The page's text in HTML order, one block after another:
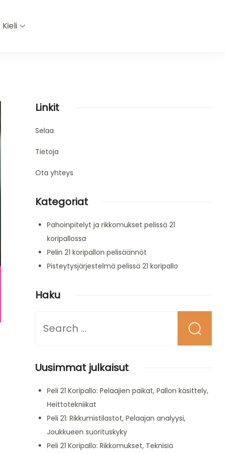
Kieli
Linkit
Selaa
Tietoja
Ota yhteys
Kategoriat
Pahoinpitelyt ja rikkomukset pelissä 21
koripallossa
Pelin 21 koripallon pelisäännöt
Pisteytysjärjestelmä pelissä 21 koripallo
Haku
for
Uusimmat julkaisut
Peli 21 Koripallo: Pelaajien paikat, Pallon käsittely,
Heittotekniikat
Peli 21: Rikkumistilastot, Pelaajan analyysi,
Joukkueen suorituskyky
Peli 21 Koripallo: Rikkomukset, Teknisiä